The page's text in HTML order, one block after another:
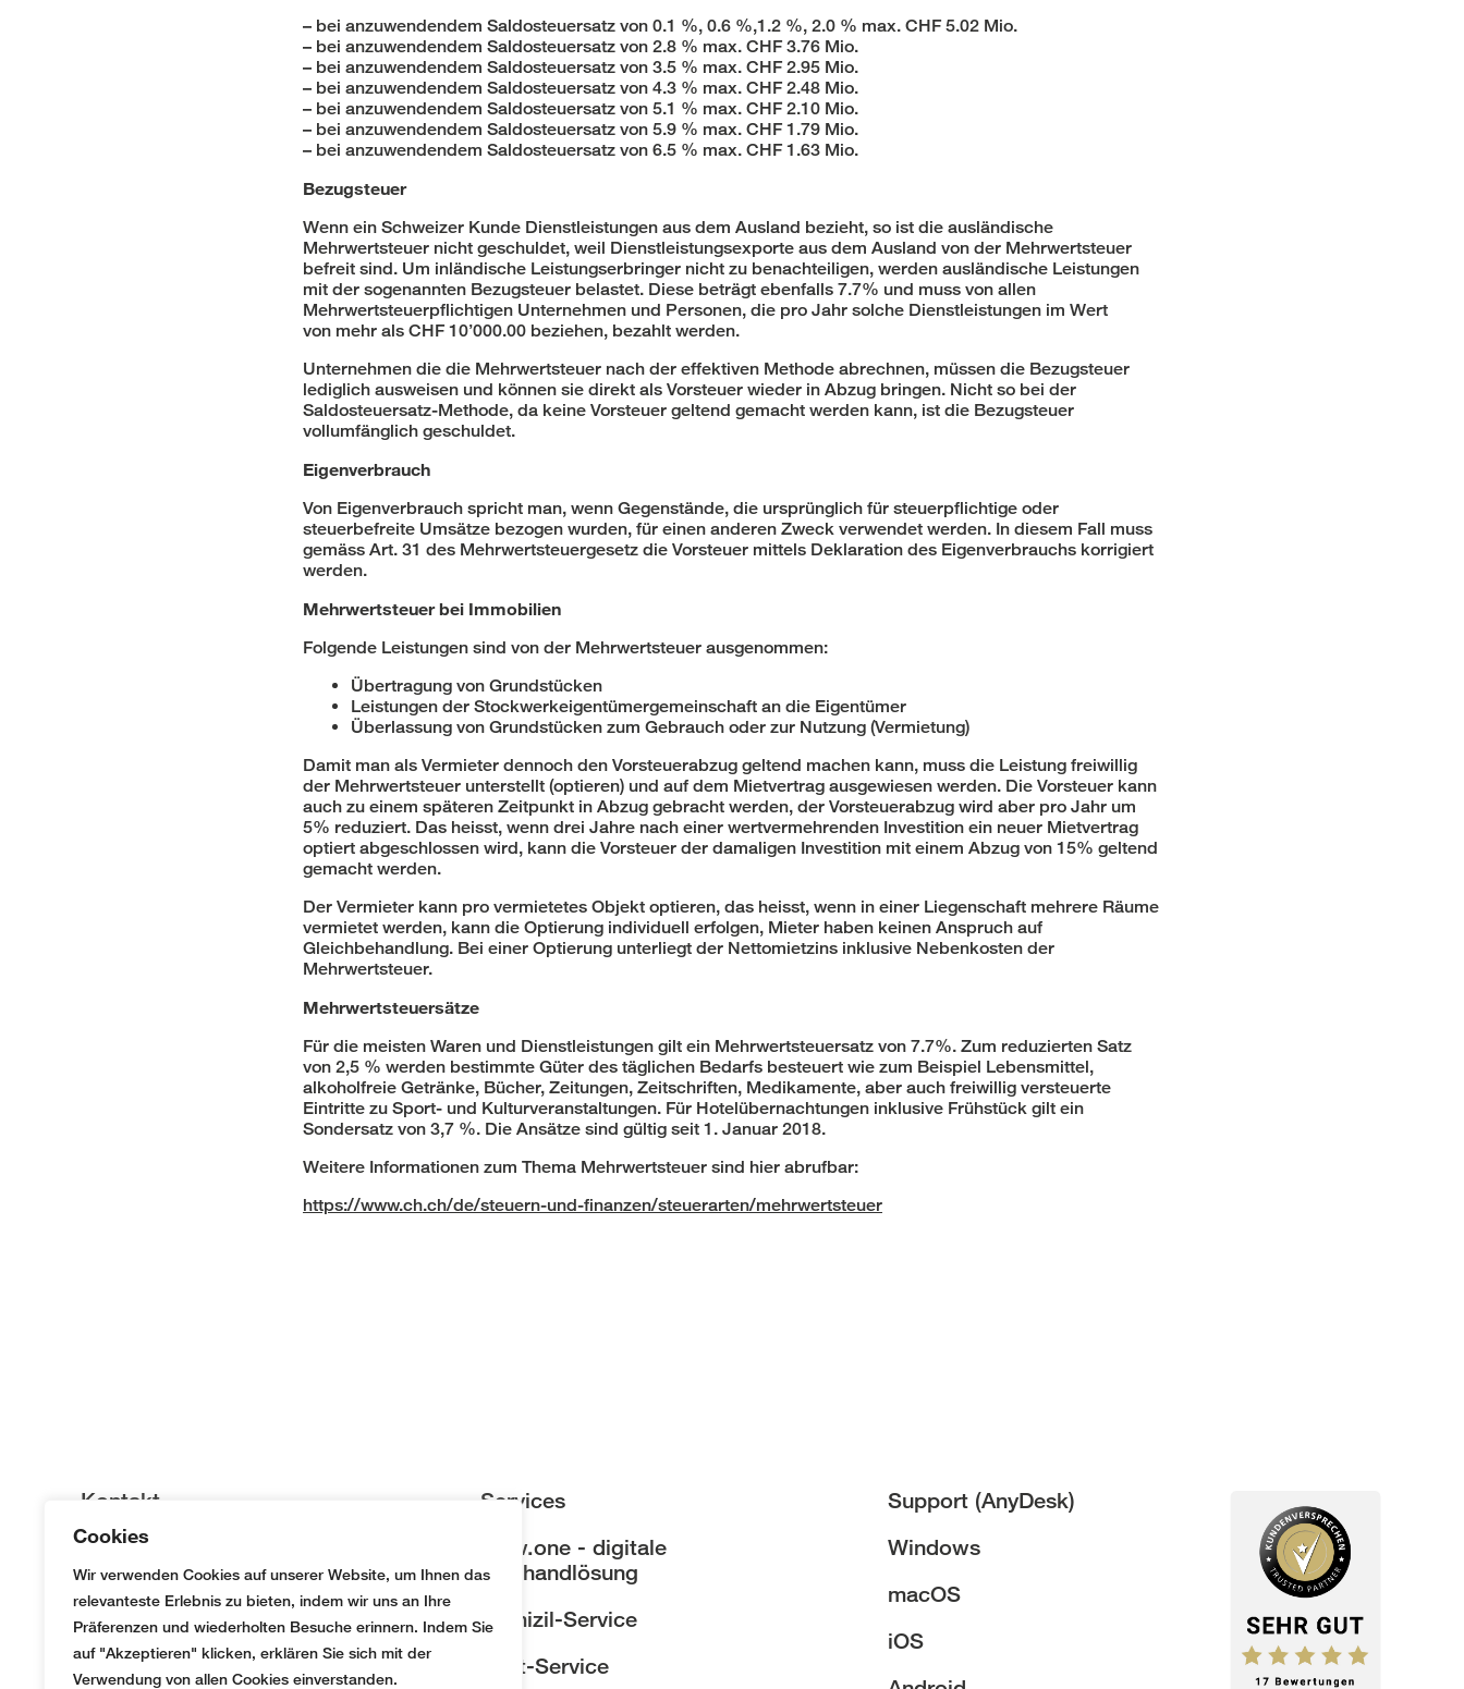
Cookies
Wir verwenden Cookies auf unserer Website, um Ihnen das
relevanteste Erlebnis zu bieten, indem wir uns an Ihre
Präferenzen und wiederholten Besuche erinnern. Indem Sie
auf "Akzeptieren" klicken, erklären Sie sich mit der
Verwendung von allen Cookies einverstanden.
– bei anzuwendendem Saldosteuersatz von 0.1 %, 0.6 %,1.2 %, 2.0 % max. CHF 5.02 Mio.
– bei anzuwendendem Saldosteuersatz von 2.8 % max. CHF 3.76 Mio.
– bei anzuwendendem Saldosteuersatz von 3.5 % max. CHF 2.95 Mio.
– bei anzuwendendem Saldosteuersatz von 4.3 % max. CHF 2.48 Mio.
– bei anzuwendendem Saldosteuersatz von 5.1 % max. CHF 2.10 Mio.
– bei anzuwendendem Saldosteuersatz von 5.9 % max. CHF 1.79 Mio.
– bei anzuwendendem Saldosteuersatz von 6.5 % max. CHF 1.63 Mio.
Bezugsteuer
Wenn ein Schweizer Kunde Dienstleistungen aus dem Ausland bezieht, so ist die ausländische
Mehrwertsteuer nicht geschuldet, weil Dienstleistungsexporte aus dem Ausland von der Mehrwertsteuer
befreit sind. Um inländische Leistungserbringer nicht zu benachteiligen, werden ausländische Leistungen
mit der sogenannten Bezugsteuer belastet. Diese beträgt ebenfalls 7.7% und muss von allen
Mehrwertsteuerpflichtigen Unternehmen und Personen, die pro Jahr solche Dienstleistungen im Wert
von mehr als CHF 10’000.00 beziehen, bezahlt werden.
Unternehmen die die Mehrwertsteuer nach der effektiven Methode abrechnen, müssen die Bezugsteuer
lediglich ausweisen und können sie direkt als Vorsteuer wieder in Abzug bringen. Nicht so bei der
Saldosteuersatz-Methode, da keine Vorsteuer geltend gemacht werden kann, ist die Bezugsteuer
vollumfänglich geschuldet.
Eigenverbrauch
Von Eigenverbrauch spricht man, wenn Gegenstände, die ursprünglich für steuerpflichtige oder
steuerbefreite Umsätze bezogen wurden, für einen anderen Zweck verwendet werden. In diesem Fall muss
gemäss Art. 31 des Mehrwertsteuergesetz die Vorsteuer mittels Deklaration des Eigenverbrauchs korrigiert
werden.
Mehrwertsteuer bei Immobilien
Folgende Leistungen sind von der Mehrwertsteuer ausgenommen:
Übertragung von Grundstücken
Leistungen der Stockwerkeigentümergemeinschaft an die Eigentümer
Überlassung von Grundstücken zum Gebrauch oder zur Nutzung (Vermietung)
Damit man als Vermieter dennoch den Vorsteuerabzug geltend machen kann, muss die Leistung freiwillig
der Mehrwertsteuer unterstellt (optieren) und auf dem Mietvertrag ausgewiesen werden. Die Vorsteuer kann
auch zu einem späteren Zeitpunkt in Abzug gebracht werden, der Vorsteuerabzug wird aber pro Jahr um
5% reduziert. Das heisst, wenn drei Jahre nach einer wertvermehrenden Investition ein neuer Mietvertrag
optiert abgeschlossen wird, kann die Vorsteuer der damaligen Investition mit einem Abzug von 15% geltend
gemacht werden.
Der Vermieter kann pro vermietetes Objekt optieren, das heisst, wenn in einer Liegenschaft mehrere Räume
vermietet werden, kann die Optierung individuell erfolgen, Mieter haben keinen Anspruch auf
Gleichbehandlung. Bei einer Optierung unterliegt der Nettomietzins inklusive Nebenkosten der
Mehrwertsteuer.
Mehrwertsteuersätze
Für die meisten Waren und Dienstleistungen gilt ein Mehrwertsteuersatz von 7.7%. Zum reduzierten Satz
von 2,5 % werden bestimmte Güter des täglichen Bedarfs besteuert wie zum Beispiel Lebensmittel,
alkoholfreie Getränke, Bücher, Zeitungen, Zeitschriften, Medikamente, aber auch freiwillig versteuerte
Eintritte zu Sport- und Kulturveranstaltungen. Für Hotelübernachtungen inklusive Frühstück gilt ein
Sondersatz von 3,7 %. Die Ansätze sind gültig seit 1. Januar 2018.
Weitere Informationen zum Thema Mehrwertsteuer sind hier abrufbar:
https://www.ch.ch/de/steuern-und-finanzen/steuerarten/mehrwertsteuer
Kontakt
AMW Treuhand & Immobilien AG
Fabrikweg 2
CH-8306 Brüttisellen
+41 (0)44 888 51 51
Services
amw.one - digitale
Treuhandlösung
Domizil-Service
Post-Service
Support (AnyDesk)
Windows
macOS
iOS